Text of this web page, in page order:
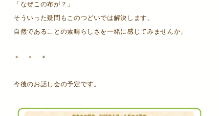
「なぜこの布が？」
そういった疑問もこのつどいでは解決します。
自然であることの素晴らしさを一緒に感じてみませんか。
＊ ＊ ＊
今後のお話し会の予定です。